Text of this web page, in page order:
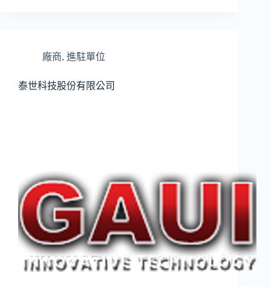
廠商, 進駐單位
泰世科技股份有限公司